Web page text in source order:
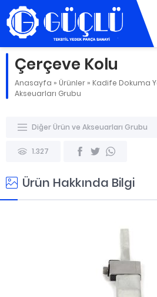
Çerçeve Kolu
Anasayfa » Ürünler » Kadife Dokuma
Akseuarları Grubu
Diğer Ürün ve Akseuarları Grubu
1.327
Ürün Hakkında Bilgi